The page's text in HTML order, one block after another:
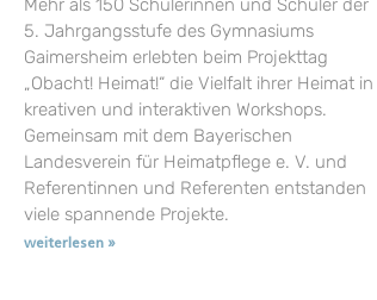
Mehr als 150 Schülerinnen und Schüler der
5. Jahrgangsstufe des Gymnasiums
Gaimersheim erlebten beim Projekttag
„Obacht! Heimat!“ die Vielfalt ihrer Heimat in
kreativen und interaktiven Workshops.
Gemeinsam mit dem Bayerischen
Landesverein für Heimatpflege e. V. und
Referentinnen und Referenten entstanden
viele spannende Projekte.
weiterlesen »